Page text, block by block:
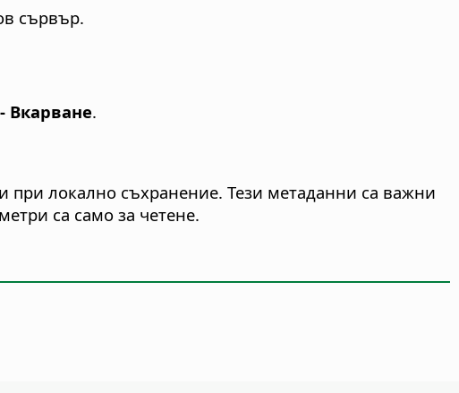
сървър.
Вкарване.
при локално съхранение. Тези метаданни са важни
са само за четене.